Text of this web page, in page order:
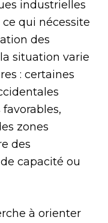
industrielles
qui nécessite
des
situation varie
: certaines
zones
des
capacité ou
à orienter